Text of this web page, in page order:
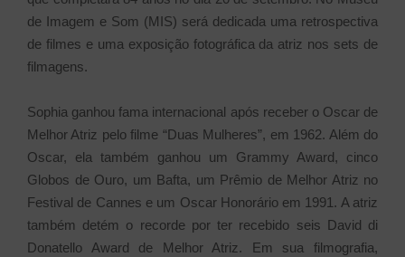
de Imagem e Som (MIS) será dedicada uma retrospectiva
de filmes e uma exposição fotográfica da atriz nos sets de
filmagens.
Sophia ganhou fama internacional após receber o Oscar de
Melhor Atriz pelo filme “Duas Mulheres”, em 1962. Além do
Oscar, ela também ganhou um Grammy Award, cinco
Globos de Ouro, um Bafta, um Prêmio de Melhor Atriz no
Festival de Cannes e um Oscar Honorário em 1991. A atriz
também detém o recorde por ter recebido seis David di
Donatello Award de Melhor Atriz. Em sua filmografia,